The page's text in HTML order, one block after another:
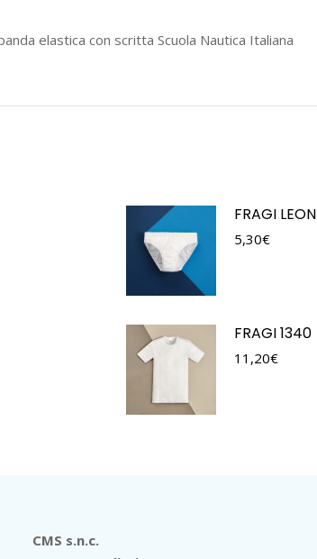
elastica con scritta Scuola Nautica Italiana
FRAGI LEON
5,30€
FRAGI 1340
11,20€
CMS s.n.c.